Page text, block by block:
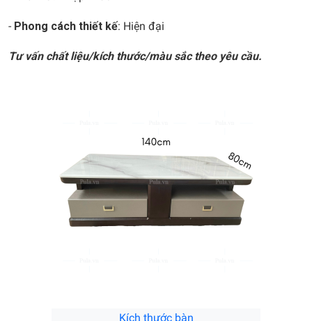
- Phong cách thiết kế: Hiện đại
Tư vấn chất liệu/kích thước/màu sắc theo yêu cầu.
Kích thước bàn